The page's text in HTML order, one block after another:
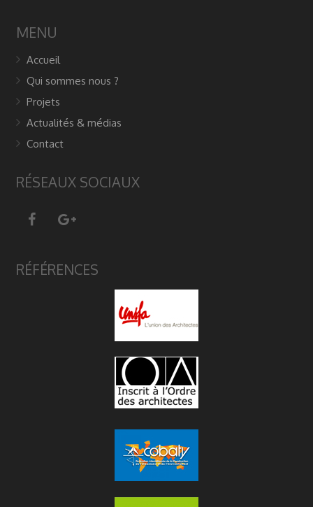
MENU
Accueil
Qui sommes nous ?
Projets
Actualités & médias
Contact
RÉSEAUX SOCIAUX
RÉFÉRENCES